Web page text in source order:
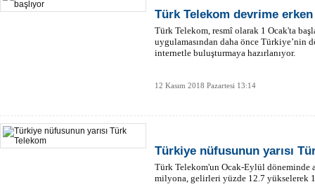
Türk Telekom devrime erken
Türk Telekom, resmî olarak 1 Ocak'ta
uygulamasından daha önce
internetle buluşturmaya hazırlanıyor.
12 Kasım 2018 Pazartesi 13:14
Türkiye nüfusunun yarısı
Türk Telekom'un Ocak-Eylül döneminde
milyona, gelirleri yüzde 12.7 yükselerek